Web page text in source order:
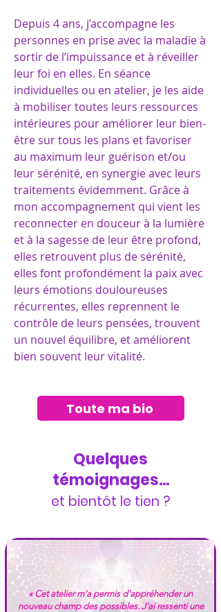
Depuis 4 ans, j’accompagne les
personnes en prise avec la maladie à
sortir de l’impuissance et à réveiller
leur foi en elles. En séance
individuelles ou en atelier, je les aide
à mobiliser toutes leurs ressources
intérieures pour améliorer leur bien-
être sur tous les plans et favoriser
au maximum leur guérison et/ou
leur sérénité, en synergie avec leurs
traitements évidemment. Grâce à
mon accompagnement qui vient les
reconnecter en douceur à la lumière
et à la sagesse de leur être profond,
elles retrouvent plus de sérénité,
elles font profondément la paix avec
leurs émotions douloureuses
récurrentes, elles reprennent le
contrôle de leurs pensées, trouvent
un nouvel équilibre, et améliorent
bien souvent leur vitalité.
Toute ma bio
Quelques
témoignages...
et bientôt le tien ?
« Cet atelier m'a permis d'appréhender un
nouveau champ des possibles. J'ai ressenti une